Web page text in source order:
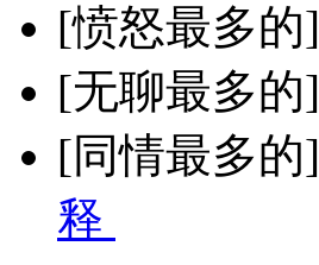
[愤怒最多的]
[无聊最多的]
[同情最多的]
释